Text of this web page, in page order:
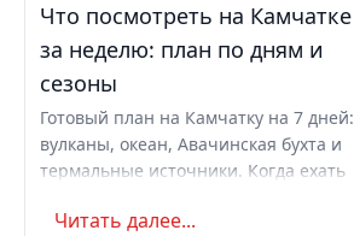
Что посмотреть на Камчатке
за неделю: план по дням и
сезоны
Готовый план на Камчатку на 7 дней:
вулканы, океан, Авачинская бухта и
термальные источники. Когда ехать
самостоятельно или с туром.
Читать далее...